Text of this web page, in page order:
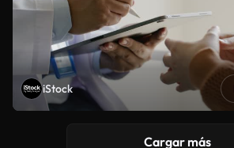
iStock
Cargar más